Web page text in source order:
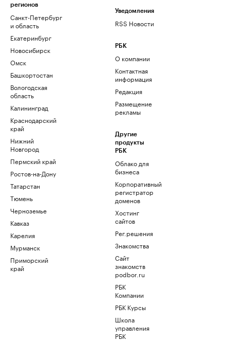
регионов
Санкт-Петербург
и область
Екатеринбург
Новосибирск
Омск
Башкортостан
Вологодская
область
Калининград
Краснодарский
край
Нижний
Новгород
Пермский край
Ростов-на-Дону
Татарстан
Тюмень
Черноземье
Кавказ
Карелия
Мурманск
Приморский
край
Уведомления
RSS Новости
РБК
О компании
Контактная
информация
Редакция
Размещение
рекламы
Другие
продукты
РБК
Облако для
бизнеса
Корпоративный
регистратор
доменов
Хостинг
сайтов
Рег.решения
Знакомства
Сайт
знакомств
podbor.ru
РБК
Компании
РБК Курсы
Школа
управления
РБК